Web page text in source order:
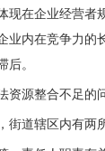
现在企业经营
内在竞争力的
。
源整合不足
街道辖区内有